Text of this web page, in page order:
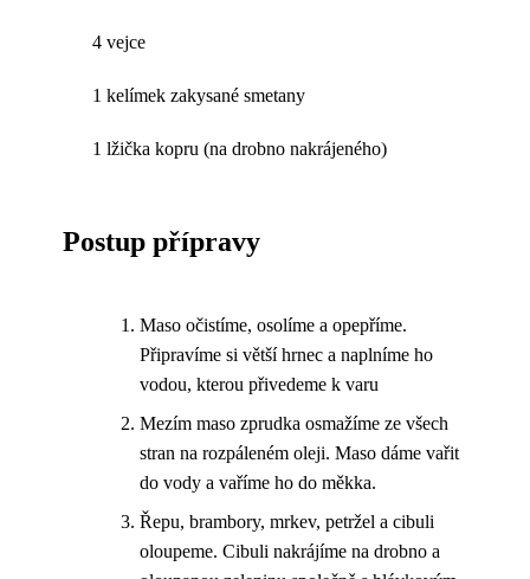
4 vejce
1 kelímek zakysané smetany
1 lžička kopru (na drobno nakrájeného)
Postup přípravy
Maso očistíme, osolíme a opepříme.
Připravíme si větší hrnec a naplníme ho
vodou, kterou přivedeme k varu
Mezím maso zprudka osmažíme ze všech
stran na rozpáleném oleji. Maso dáme vařit
do vody a vaříme ho do měkka.
Řepu, brambory, mrkev, petržel a cibuli
oloupeme. Cibuli nakrájíme na drobno a